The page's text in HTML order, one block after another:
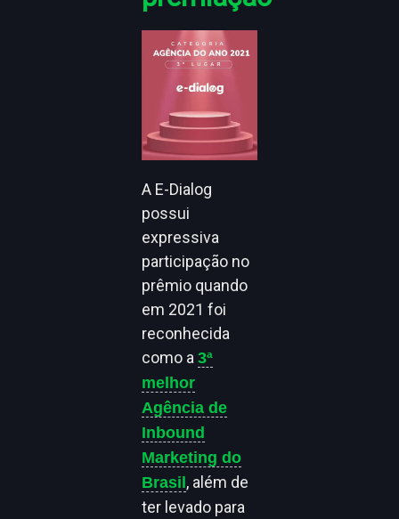
A E-Dialog
possui
expressiva
participação no
prêmio quando
em 2021 foi
reconhecida
como a3ª
melhor
Agência de
Inbound
Marketing do
Brasil , além de
ter levado para